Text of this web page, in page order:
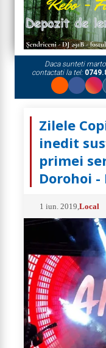
Daca sunteti
contactati la tel:
Zilele
inedit
primei
Dorohoi -
1 iun. 2019 ,Local